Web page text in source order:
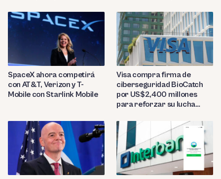
SpaceX ahora competirá
con AT&T, Verizon y T-
Mobile con Starlink Mobile
Visa compra firma de
ciberseguridad BioCatch
por US$2,400 millones
para reforzar su lucha